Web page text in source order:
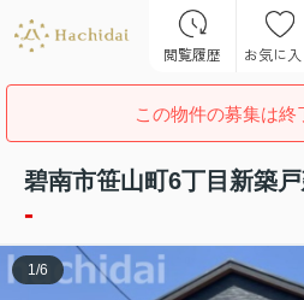
閲覧履歴 お気に入
この物件の募集は終
碧南市笹山町6丁目新築
-
1 /6